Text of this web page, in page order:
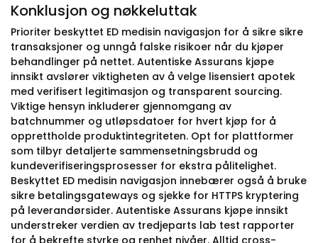
Konklusjon og nøkkeluttak
Prioriter beskyttet ED medisin navigasjon for å sikre sikre
transaksjoner og unngå falske risikoer når du kjøper
behandlinger på nettet. Autentiske Assurans kjøpe
innsikt avslører viktigheten av å velge lisensiert apotek
med verifisert legitimasjon og transparent sourcing.
Viktige hensyn inkluderer gjennomgang av
batchnummer og utløpsdatoer for hvert kjøp for å
opprettholde produktintegriteten. Opt for plattformer
som tilbyr detaljerte sammensetningsbrudd og
kundeverifiseringsprosesser for ekstra pålitelighet.
Beskyttet ED medisin navigasjon innebærer også å bruke
sikre betalingsgateways og sjekke for HTTPS kryptering
på leverandørsider. Autentiske Assurans kjøpe innsikt
understreker verdien av tredjeparts lab test rapporter
for å bekrefte styrke og renhet nivåer. Alltid cross-